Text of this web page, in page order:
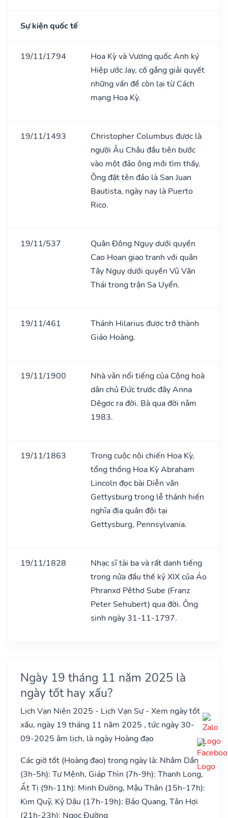
Sự kiện quốc tế
19/11/1794
Hoa Kỳ và Vương quốc Anh ký
Hiệp ước Jay, cố gắng giải quyết
những vấn đề còn lại từ Cách
mạng Hoa Kỳ.
19/11/1493
Christopher Columbus được là
người Âu Châu đầu tiên bước
vào một đảo ông mới tìm thấy.
Ông đặt tên đảo là San Juan
Bautista, ngày nay là Puerto
Rico.
19/11/537
Quân Đông Ngụy dưới quyền
Cao Hoan giao tranh với quân
Tây Ngụy dưới quyền Vũ Văn
Thái trong trận Sa Uyển.
19/11/461
Thánh Hilarius được trở thành
Giáo Hoàng.
19/11/1900
Nhà vǎn nổi tiếng của Cộng hoà
dân chủ Đức trước đây Anna
Dêgơc ra đời. Bà qua đời nǎm
1983.
19/11/1863
Trong cuộc nội chiến Hoa Kỳ,
tổng thống Hoa Kỳ Abraham
Lincoln đọc bài Diễn văn
Gettysburg trong lễ thánh hiến
nghĩa địa quân đội tại
Gettysburg, Pennsylvania.
19/11/1828
Nhạc sĩ tài ba và rất danh tiếng
trong nửa đầu thế kỷ XIX của Áo
Phranxơ Pêthơ Sube (Franz
Peter Sehubert) qua đời. Ông
sinh ngày 31-11-1797.
Ngày 19 tháng 11 năm 2025 là
ngày tốt hay xấu?
Lịch Vạn Niên 2025 - Lịch Vạn Sự - Xem ngày tốt
xấu, ngày 19 tháng 11 năm 2025 , tức ngày 30-
09-2025 âm lịch, là ngày Hoàng đạo
Các giờ tốt (Hoàng đạo) trong ngày là: Nhâm Dần
(3h-5h): Tư Mệnh, Giáp Thìn (7h-9h): Thanh Long,
Ất Tị (9h-11h): Minh Đường, Mậu Thân (15h-17h):
Kim Quỹ, Kỷ Dậu (17h-19h): Bảo Quang, Tân Hợi
(21h-23h): Ngọc Đường